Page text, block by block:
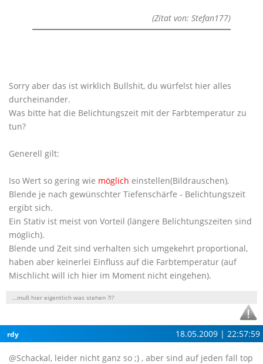
(Zitat von: Stefan177)
Sorry aber das ist wirklich Bullshit, du würfelst hier alles
durcheinander.
Was bitte hat die Belichtungszeit mit der Farbtemperatur zu
tun?
Generell gilt:
Iso Wert so gering wie möglich einstellen(Bildrauschen),
Blende je nach gewünschter Tiefenschärfe - Belichtungszeit
ergibt sich.
Ein Stativ ist meist von Vorteil (längere Belichtungszeiten sind
möglich).
Blende und Zeit sind verhalten sich umgekehrt proportional,
haben aber keinerlei Einfluss auf die Farbtemperatur (auf
Mischlicht will ich hier im Moment nicht eingehen).
...muß hier eigentlich was stehen ?!?
rdy 18.05.2009 | 22:57:59
@Schackal, leider nicht ganz so ;) , aber sind auf jeden fall top